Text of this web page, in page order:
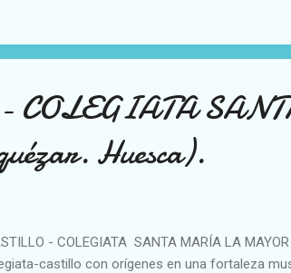
Últimamente se ha descubierto que está
COLEGIATA
Huesca).
- COLEGIATA SANTA MARÍA LA
castillo con orígenes en una fortaleza